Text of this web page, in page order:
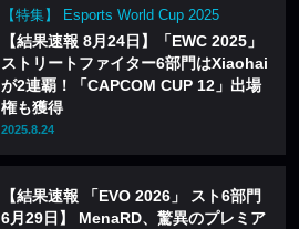
【特集】 Esports World Cup 2025
【結果速報 8月24日】「EWC 2025」
ストリートファイター6部門はXiaohai
が2連覇！「CAPCOM CUP 12」出場
権も獲得
2025.8.24
【結果速報 「EVO 2026」 スト6部門
6月29日】 MenaRD、驚異のプレミア